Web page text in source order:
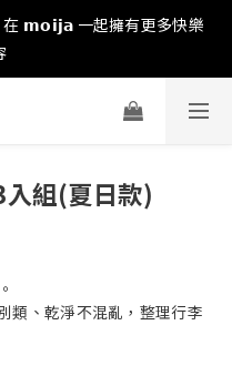
𝗺𝗼𝗶𝗷𝗮 一起擁有更多快樂
組(夏日款)
類、乾淨不混亂，整理行李